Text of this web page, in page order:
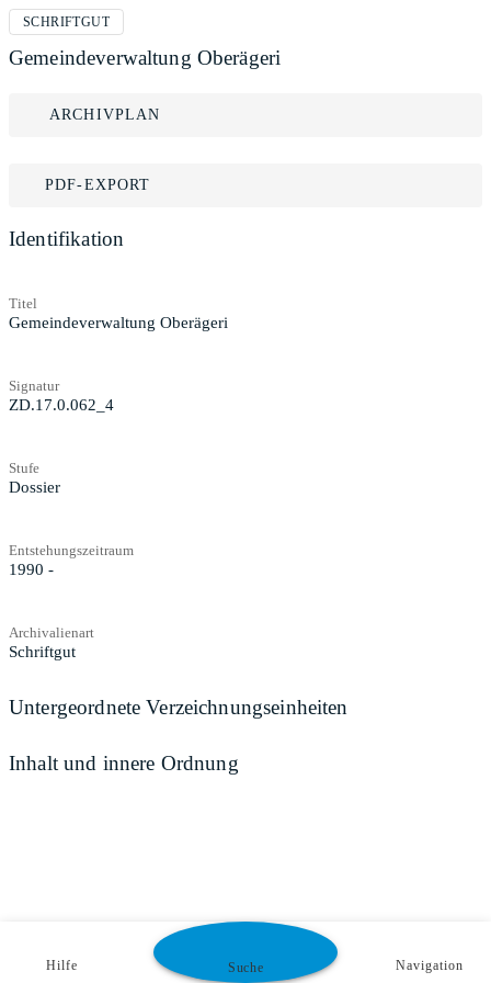
SCHRIFTGUT
Gemeindeverwaltung Oberägeri
ARCHIVPLAN
PDF-EXPORT
Identifikation
Titel
Gemeindeverwaltung Oberägeri
Signatur
ZD.17.0.062_4
Stufe
Dossier
Entstehungszeitraum
1990 -
Archivalienart
Schriftgut
Untergeordnete Verzeichnungseinheiten
Inhalt und innere Ordnung
Hilfe Suche Navigation